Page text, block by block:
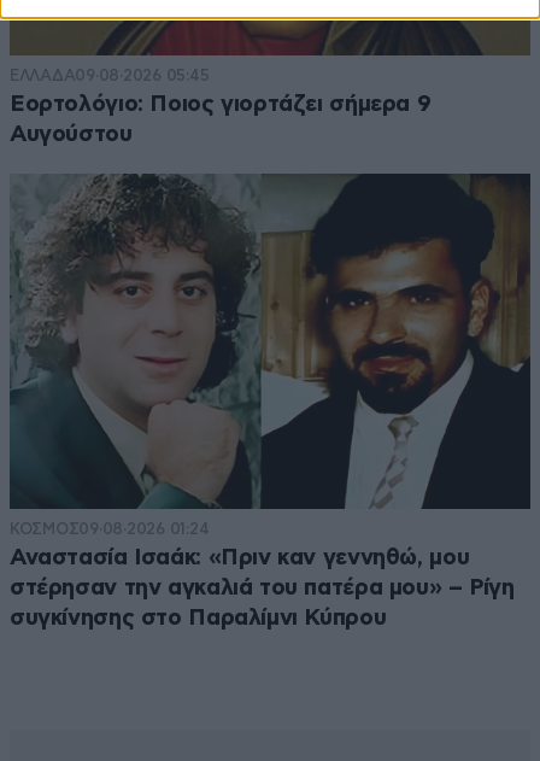
ΕΛΛΑΔΑ09·08·2026 05:45
Εορτολόγιο: Ποιος γιορτάζει σήμερα 9
Αυγούστου
ΚΟΣΜΟΣ09·08·2026 01:24
Αναστασία Ισαάκ: «Πριν καν γεννηθώ, μου
στέρησαν την αγκαλιά του πατέρα μου» – Ρίγη
συγκίνησης στο Παραλίμνι Κύπρου